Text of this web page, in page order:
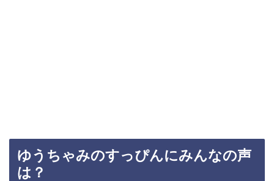
ゆうちゃみのすっぴんにみんなの声
は？